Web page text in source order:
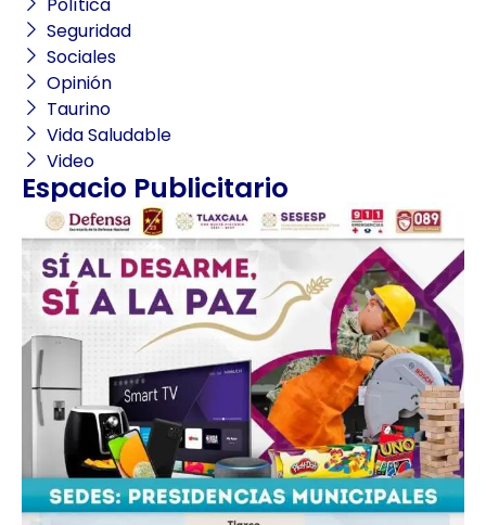
Seguridad
Sociales
Opinión
Taurino
Vida Saludable
Video
Espacio Publicitario